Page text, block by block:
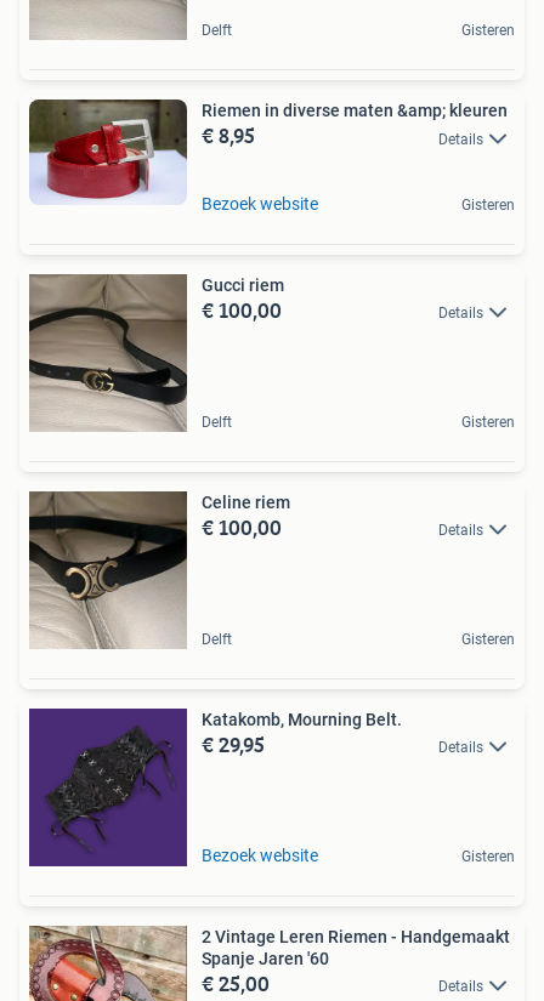
Delft Gisteren
Riemen in diverse maten &amp; kleuren
€ 8,95 Details
Bezoek website Gisteren
Gucci riem
€ 100,00 Details
Delft Gisteren
Celine riem
€ 100,00 Details
Delft Gisteren
Katakomb, Mourning Belt.
€ 29,95 Details
Bezoek website Gisteren
2 Vintage Leren Riemen - Handgemaakt
Spanje Jaren '60
€ 25,00 Details